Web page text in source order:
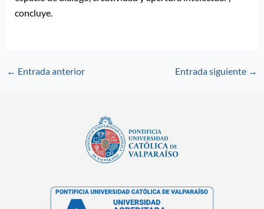
concluye.
← Entrada anterior Entrada siguiente →